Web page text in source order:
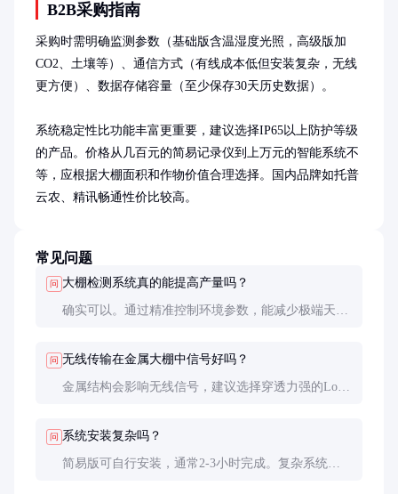
B2B采购指南
采购时需明确监测参数（基础版含温湿度光照，高级版加
CO2、土壤等）、通信方式（有线成本低但安装复杂，无线
更方便）、数据存储容量（至少保存30天历史数据）。
系统稳定性比功能丰富更重要，建议选择IP65以上防护等级
的产品。价格从几百元的简易记录仪到上万元的智能系统不
等，应根据大棚面积和作物价值合理选择。国内品牌如托普
云农、精讯畅通性价比较高。
常见问题
问 大棚检测系统真的能提高产量吗？
确实可以。通过精准控制环境参数，能减少极端天气
问 无线传输在金属大棚中信号好吗？
金属结构会影响无线信号，建议选择穿透力强的LoRa
问 系统安装复杂吗？
简易版可自行安装，通常2-3小时完成。复杂系统建